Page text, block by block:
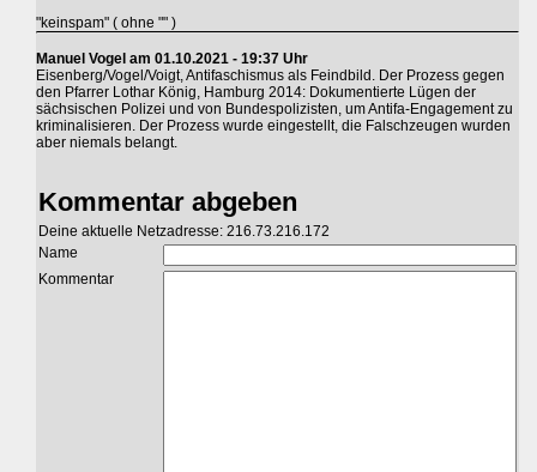
"keinspam" ( ohne "" )
Manuel Vogel am 01.10.2021 - 19:37 Uhr
Eisenberg/Vogel/Voigt, Antifaschismus als Feindbild. Der Prozess gegen
den Pfarrer Lothar König, Hamburg 2014: Dokumentierte Lügen der
sächsischen Polizei und von Bundespolizisten, um Antifa-Engagement zu
kriminalisieren. Der Prozess wurde eingestellt, die Falschzeugen wurden
aber niemals belangt.
Kommentar abgeben
Deine aktuelle Netzadresse: 216.73.216.172
Name
Kommentar